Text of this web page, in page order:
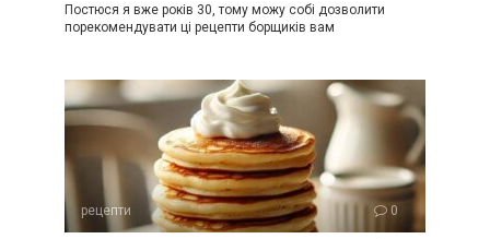
Постюся я вже років 30, тому можу собі дозволити
порекомендувати ці рецепти борщиків вам
рецепти 0